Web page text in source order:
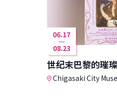
06.17
08.23
世纪末巴黎的璀
Chigasaki City